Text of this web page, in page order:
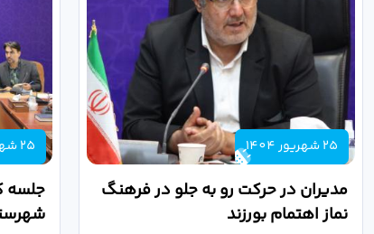
25 شهریور 1404
مدیران در حرکت رو به جلو در فرهنگ
نماز اهتمام بورزند
25 شهریور 1404
جلسه